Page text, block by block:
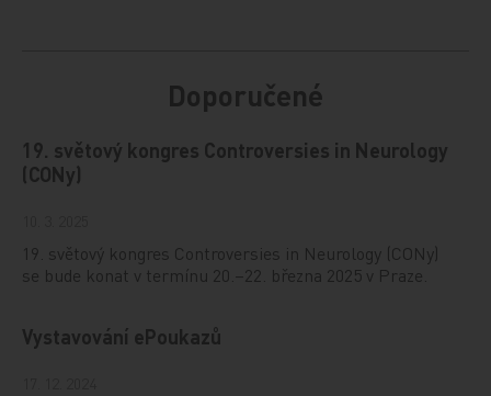
Doporučené
19. světový kongres Controversies in Neurology
(CONy)
19. světový kongres Controversies in Neurology (CONy)
se bude konat v termínu 20.–22. března 2025 v Praze.
Vystavování ePoukazů